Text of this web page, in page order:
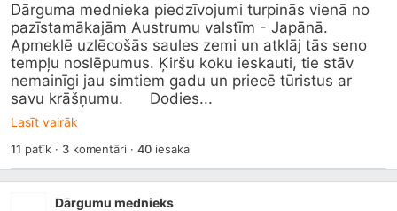
Dārguma mednieka piedzīvojumi turpinās vienā no
pazīstamākajām Austrumu valstīm - Japānā.
Apmeklē uzlēcošās saules zemi un atklāj tās seno
tempļu noslēpumus. Ķiršu koku ieskauti, tie stāv
nemainīgi jau simtiem gadu un priecē tūristus ar
savu krāšņumu.      Dodies...
Lasīt vairāk
11 patīk · 3komentāri · 40 iesaka
Dārgumu mednieks